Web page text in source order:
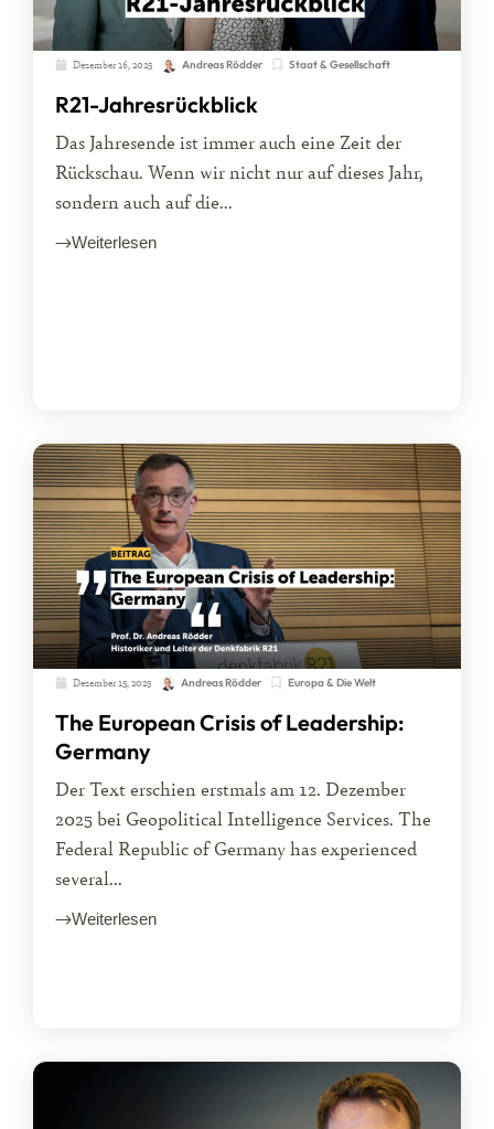
Dezember 16, 2025 Andreas Rödder Staat & Gesellschaft
R21-Jahresrückblick
Das Jahresende ist immer auch eine Zeit der
Rückschau. Wenn wir nicht nur auf dieses Jahr,
sondern auch auf die...
Weiterlesen
Dezember 15, 2025 Andreas Rödder Europa & Die Welt
The European Crisis of Leadership:
Germany
Der Text erschien erstmals am 12. Dezember
2025 bei Geopolitical Intelligence Services. The
Federal Republic of Germany has experienced
several...
Weiterlesen